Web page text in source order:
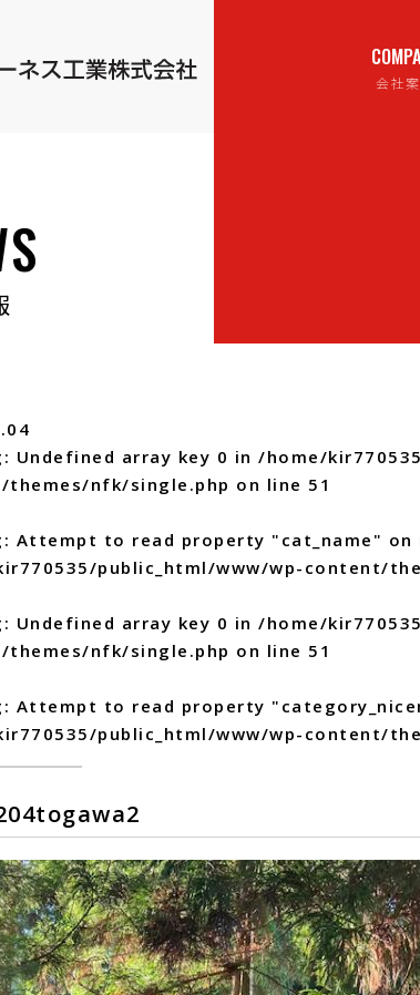
会社
: Undefined array key 0 in /home/
themes/nfk/single.php on line 51
: Attempt to read property "cat_name" on
public_html/www/wp-content/
: Undefined array key 0 in /home/
themes/nfk/single.php on line 51
: Attempt to read property
public_html/www/wp-content/